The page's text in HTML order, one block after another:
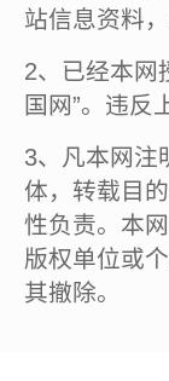
站信息资料
2、已经本网
国网”。违反
3、凡本网注
体，转载目
性负责。本
版权单位或
其撤除。